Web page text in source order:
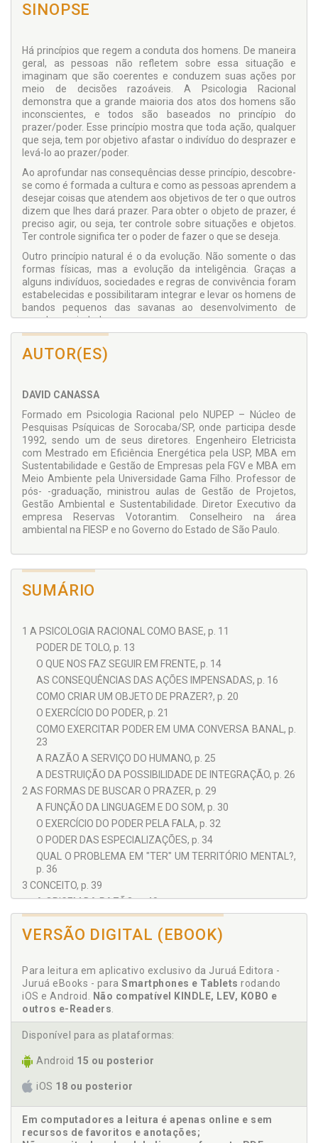
SINOPSE
Há princípios que regem a conduta dos homens. De maneira
geral, as pessoas não refletem sobre essa situação e
imaginam que são coerentes e conduzem suas ações por
meio de decisões razoáveis. A Psicologia Racional
demonstra que a grande maioria dos atos dos homens são
inconscientes, e todos são baseados no princípio do
prazer/poder. Esse princípio mostra que toda ação, qualquer
que seja, tem por objetivo afastar o indivíduo do desprazer e
levá-lo ao prazer/poder.
Ao aprofundar nas consequências desse princípio, descobre-
se como é formada a cultura e como as pessoas aprendem a
desejar coisas que atendem aos objetivos de ter o que outros
dizem que lhes dará prazer. Para obter o objeto de prazer, é
preciso agir, ou seja, ter controle sobre situações e objetos.
Ter controle significa ter o poder de fazer o que se deseja.
Outro princípio natural é o da evolução. Não somente o das
formas físicas, mas a evolução da inteligência. Graças a
alguns indivíduos, sociedades e regras de convivência foram
estabelecidas e possibilitaram integrar e levar os homens de
bandos pequenos das savanas ao desenvolvimento de
grandes sociedades.
despertos pelos impulsos instintivos e do fomento cultural e
desenvolver a capacidade de exercer a vontade. Ultrapassar
para o ser racional.
AUTOR(ES)
DAVID CANASSA
Formado em Psicologia Racional pelo NUPEP – Núcleo de
Pesquisas Psíquicas de Sorocaba/SP, onde participa desde
1992, sendo um de seus diretores. Engenheiro Eletricista
com Mestrado em Eficiência Energética pela USP, MBA em
Sustentabilidade e Gestão de Empresas pela FGV e MBA em
Meio Ambiente pela Universidade Gama Filho. Professor de
pós- -graduação, ministrou aulas de Gestão de Projetos,
Gestão Ambiental e Sustentabilidade. Diretor Executivo da
empresa Reservas Votorantim. Conselheiro na área
ambiental na FIESP e no Governo do Estado de São Paulo.
SUMÁRIO
1 A PSICOLOGIA RACIONAL COMO BASE, p. 11
PODER DE TOLO, p. 13
O QUE NOS FAZ SEGUIR EM FRENTE, p. 14
AS CONSEQUÊNCIAS DAS AÇÕES IMPENSADAS, p. 16
COMO CRIAR UM OBJETO DE PRAZER?, p. 20
O EXERCÍCIO DO PODER, p. 21
COMO EXERCITAR PODER EM UMA CONVERSA BANAL, p.
23
A RAZÃO A SERVIÇO DO HUMANO, p. 25
A DESTRUIÇÃO DA POSSIBILIDADE DE INTEGRAÇÃO, p. 26
2 AS FORMAS DE BUSCAR O PRAZER, p. 29
A FUNÇÃO DA LINGUAGEM E DO SOM, p. 30
O EXERCÍCIO DO PODER PELA FALA, p. 32
O PODER DAS ESPECIALIZAÇÕES, p. 34
QUAL O PROBLEMA EM "TER" UM TERRITÓRIO MENTAL?,
p. 36
3 CONCEITO, p. 39
A ORIGEM DA RAZÃO, p. 40
O SABE-TUDO, p. 41
OS MECANISMOS DEFENSIVOS, p. 43
O USO DA AUTORIDADE, p. 46
CONTROLE É PODER, p. 47
O COLETIVO E O INDIVIDUAL, p. 48
QUAL CAMINHO ESCOLHER?, p. 49
COMO COMUNICAR-SE?, p. 51
4 O AUTOAPRIMORAMENTO, p. 55
O PAPACACO, p. 57
AS VANTAGENS DE VIVER NA CULTURA, p. 59
O PAPACACO EM AÇÃO, p. 60
VERSÃO DIGITAL (EBOOK)
Para leitura em aplicativo exclusivo da Juruá Editora -
Juruá eBooks - para Smartphones e Tablets rodando
iOS e Android. Não compatível KINDLE, LEV, KOBO e
outros e-Readers.
Disponível para as plataformas:
Android 15 ou posterior
iOS 18 ou posterior
Em computadores a leitura é apenas online e sem
recursos de favoritos e anotações;